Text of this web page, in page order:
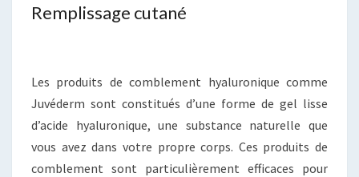
Remplissage cutané
Les produits de comblement hyaluronique comme
Juvéderm sont constitués d’une forme de gel lisse
d’acide hyaluronique, une substance naturelle que
vous avez dans votre propre corps. Ces produits de
comblement sont particulièrement efficaces pour